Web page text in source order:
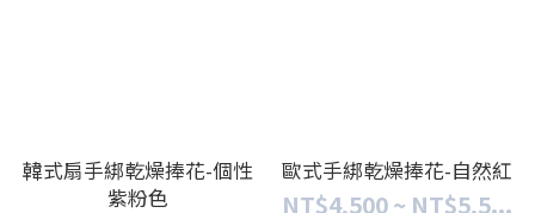
韓式扇手綁乾燥捧花-個性
紫粉色
歐式手綁乾燥捧花-自然紅
NT$4,500 ~ NT$5,5...